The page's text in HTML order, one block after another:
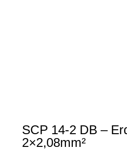
SCP 14-2 DB –
2×2,08mm²